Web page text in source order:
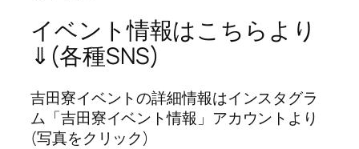
イベント情報はこちらより
⇓(各種SNS)
吉田寮イベントの詳細情報はインスタグラ
ム「吉田寮イベント情報」アカウントより
(写真をクリック)